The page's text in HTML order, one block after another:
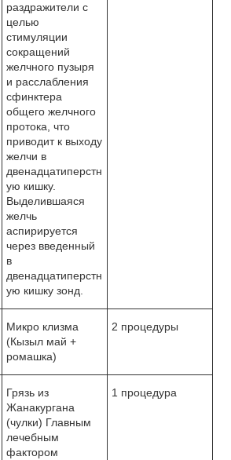
раздражители с
целью
стимуляции
сокращений
желчного пузыря
и расслабления
сфинктера
общего желчного
протока, что
приводит к выходу
желчи в
двенадцатиперстн
ую кишку.
Выделившаяся
желчь
аспирируется
через введенный
в
двенадцатиперстн
ую кишку зонд.
Микро клизма
(Кызыл май +
ромашка)
2 процедуры
Грязь из
Жанакургана
(чулки) Главным
лечебным
фактором
1 процедура